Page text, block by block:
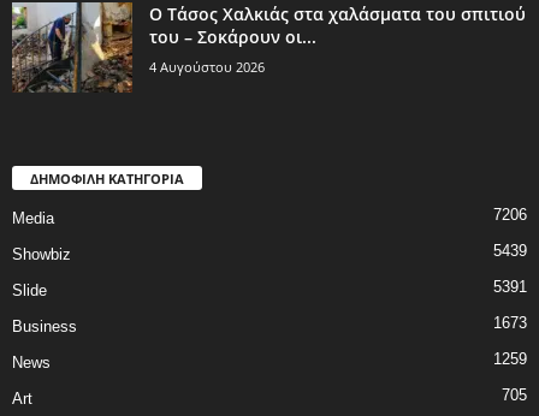
Ο Τάσος Χαλκιάς στα χαλάσματα του σπιτιού
του – Σοκάρουν οι...
4 Αυγούστου 2026
ΔΗΜΟΦΙΛΗ ΚΑΤΗΓΟΡΙΑ
Media 7206
Showbiz 5439
Slide 5391
Business 1673
News 1259
Art 705